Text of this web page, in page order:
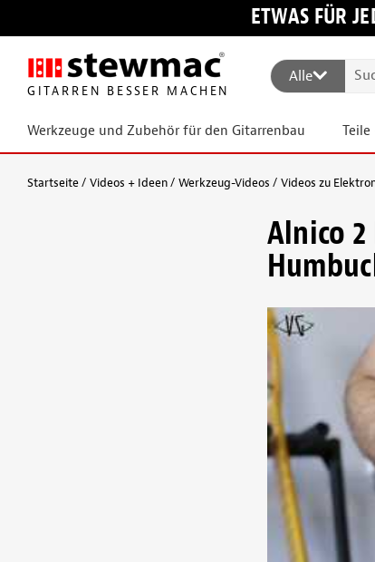
ETWAS FÜR
GITARREN BESSER MACHEN
Alle
Werkzeuge und Zubehör für den Gitarrenbau Teile
Startseite Videos + Ideen Werkzeug-Videos Videos zu
Alnico